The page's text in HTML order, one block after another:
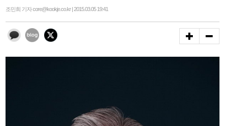
조민희 기자 core@kookje.co.kr | 2015.03.05 19:41